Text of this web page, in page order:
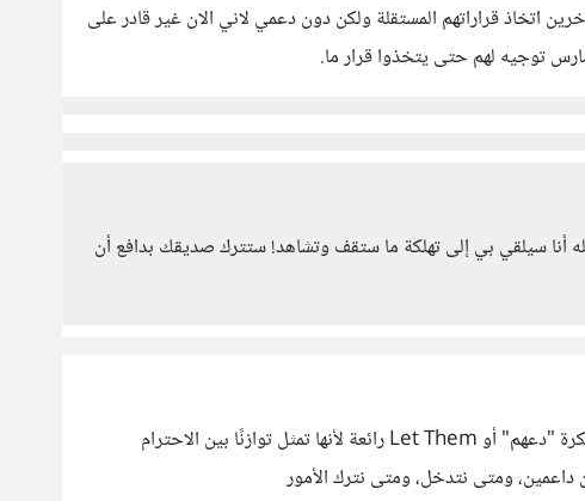
اتخاذ قراراتهم المستقلة ولكن دون دعمي لاني الان غير قادر على
توجيه لهم حتى يتخذوا قرار ما.
أنا سيلقي بي إلى تهلكة ما ستقف وتشاهد! ستترك صديقك بدافع أن
سؤالك يعكس فهمًا عميقًا للعلاقات الإنسانية وتعقيداتها. فكرة "دعهم" أو Let Them رائعة لأنها تمثل توازنًا بين الاحترام
ومتى نتدخل، ومتى نترك الأمور